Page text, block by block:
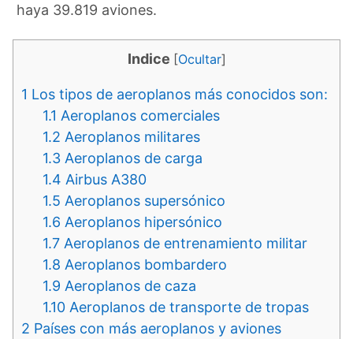
haya 39.819 aviones.
Indice [Ocultar]
1 Los tipos de aeroplanos más conocidos son:
1.1 Aeroplanos comerciales
1.2 Aeroplanos militares
1.3 Aeroplanos de carga
1.4 Airbus A380
1.5 Aeroplanos supersónico
1.6 Aeroplanos hipersónico
1.7 Aeroplanos de entrenamiento militar
1.8 Aeroplanos bombardero
1.9 Aeroplanos de caza
1.10 Aeroplanos de transporte de tropas
2 Países con más aeroplanos y aviones